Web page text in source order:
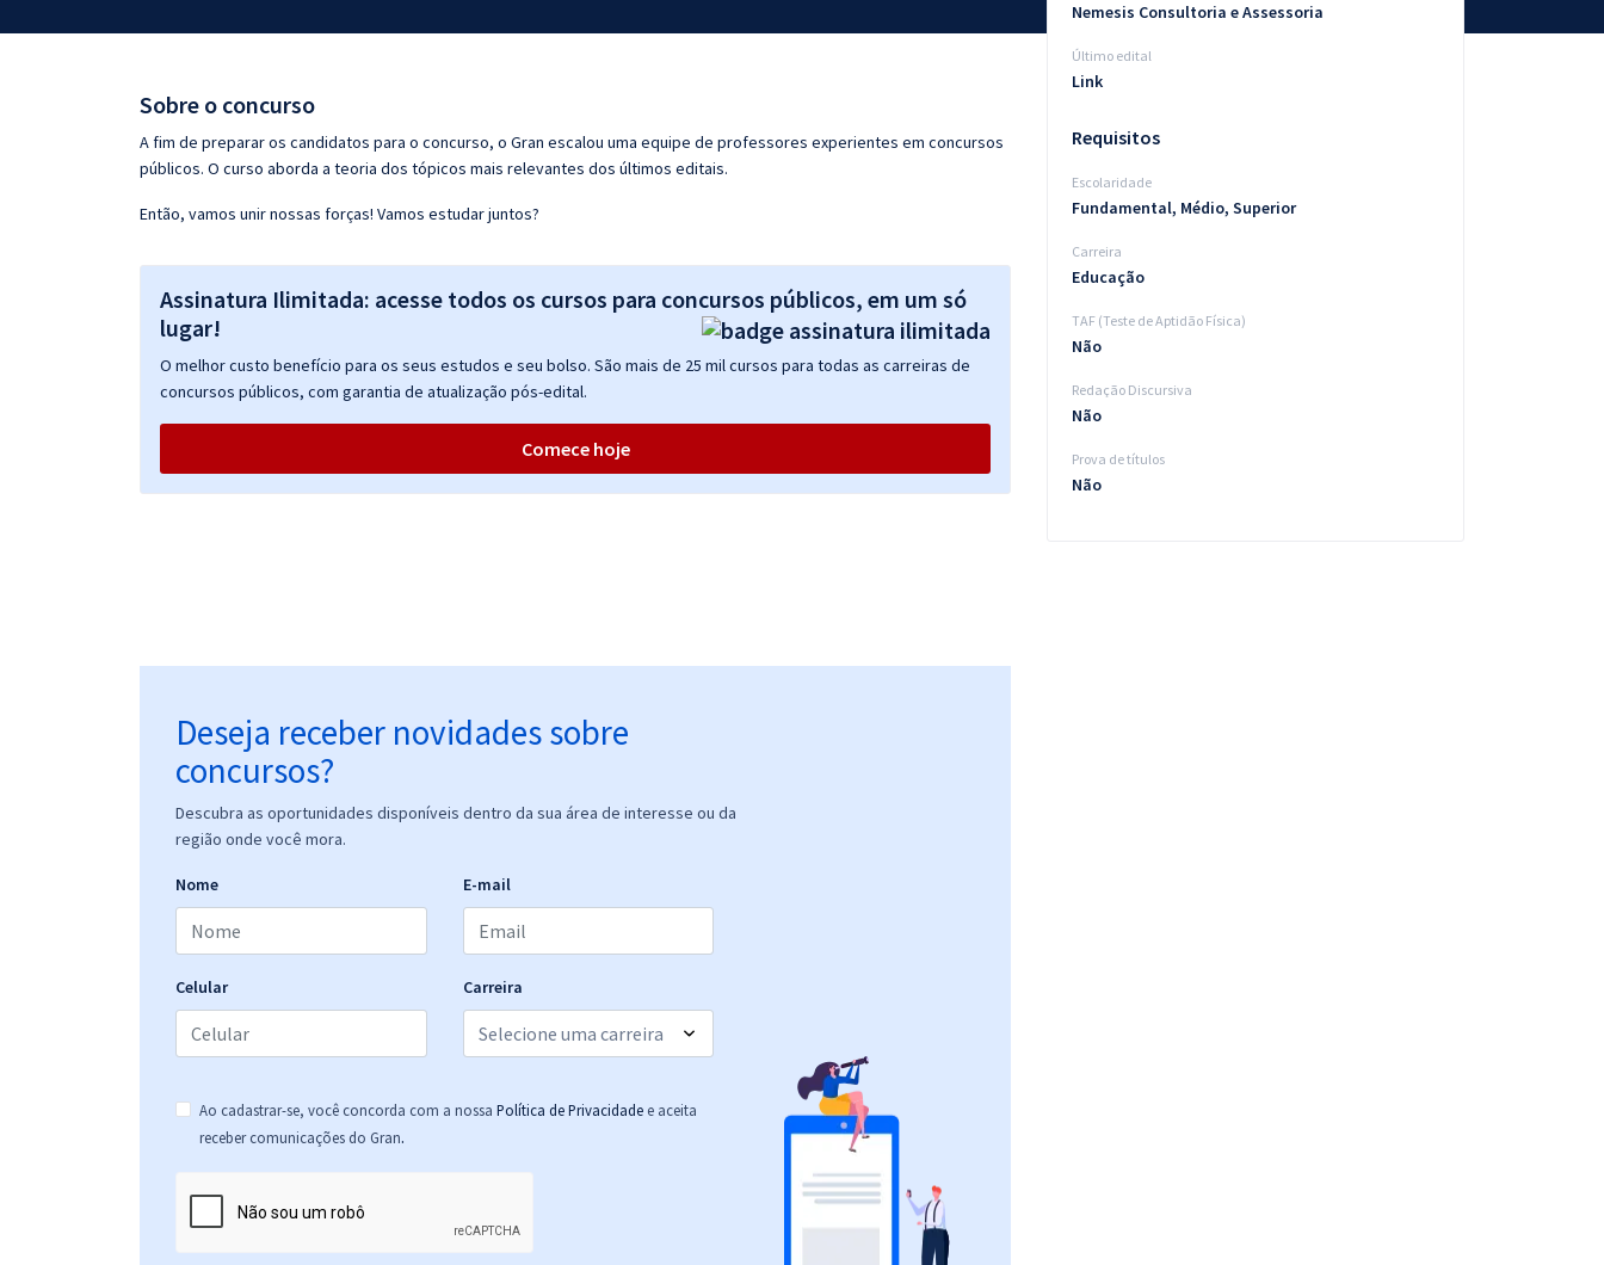
Conteúdo gratuito
Sobre o concurso
A fim de preparar os candidatos para o concurso, o Gran escalou uma equipe de professores experientes em concursos
públicos. O curso aborda a teoria dos tópicos mais relevantes dos últimos editais.
Então, vamos unir nossas forças! Vamos estudar juntos?
Assinatura Ilimitada: acesse todos os cursos para concursos públicos, em um só
lugar!
O melhor custo benefício para os seus estudos e seu bolso. São mais de 25 mil cursos para todas as carreiras de
concursos públicos, com garantia de atualização pós-edital.
Comece hoje
Deseja receber novidades sobre
concursos?
Descubra as oportunidades disponíveis dentro da sua área de interesse ou da
região onde você mora.
Nome E-mail
Celular Carreira
Ao cadastrar-se, você concorda com a nossa Política de Privacidade e aceita
receber comunicações do Gran.
Nemesis Consultoria e Assessoria
Último edital
Link
Requisitos
Escolaridade
Fundamental, Médio, Superior
Carreira
Educação
TAF (Teste de Aptidão Física)
Não
Redação Discursiva
Não
Prova de títulos
Não